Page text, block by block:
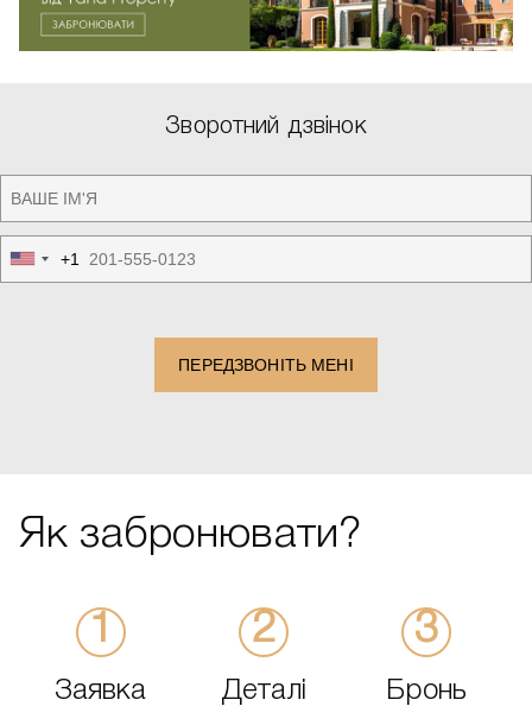
Зворотний дзвінок
United
States
+1
ПЕРЕДЗВОНІТЬ МЕНІ
Як забронювати?
Заявка Деталі Бронь